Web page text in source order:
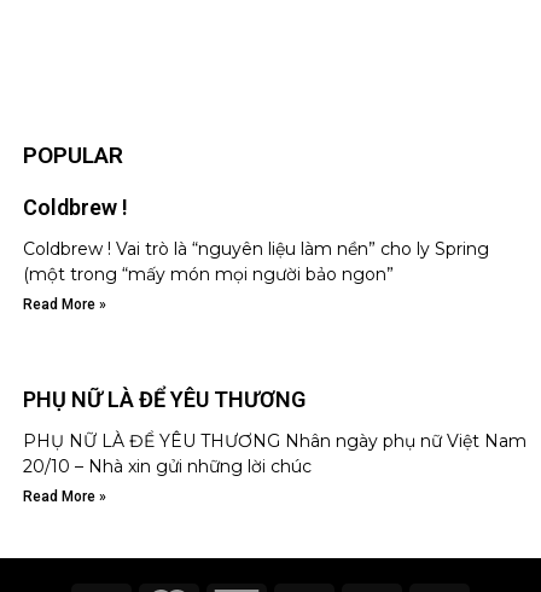
POPULAR
Coldbrew !
Coldbrew ! Vai trò là “nguyên liệu làm nền” cho ly Spring
(một trong “mấy món mọi người bảo ngon”
Read More »
PHỤ NỮ LÀ ĐỂ YÊU THƯƠNG
PHỤ NỮ LÀ ĐỂ YÊU THƯƠNG Nhân ngày phụ nữ Việt Nam
20/10 – Nhà xin gửi những lời chúc
Read More »